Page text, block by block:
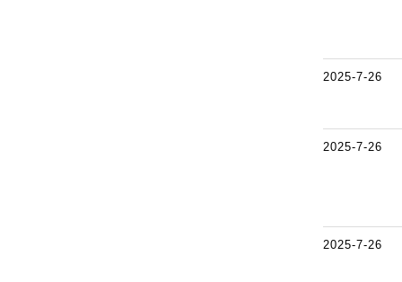
2025-7-26
2025-7-26
2025-7-26